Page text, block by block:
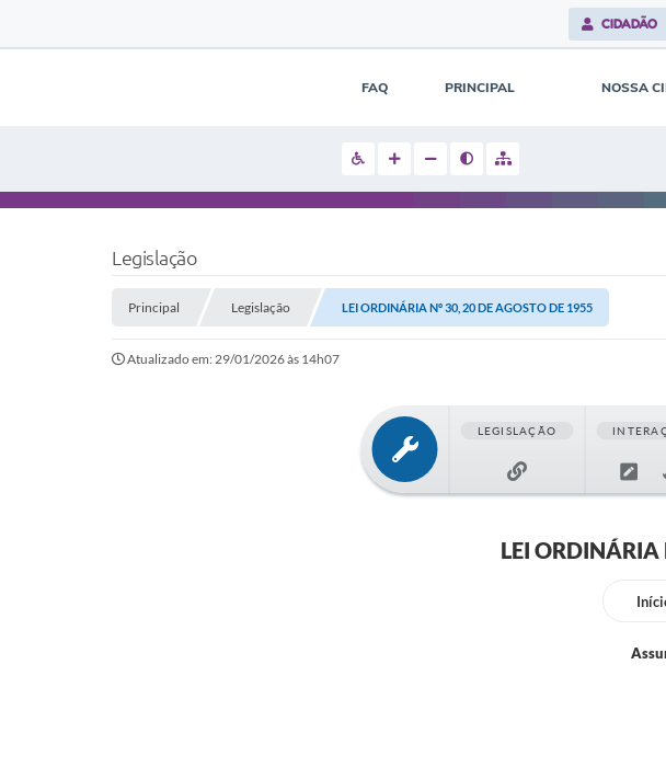
CIDADÃO
FAQ PRINCIPAL NOSSA
Legislação
Principal Legislação LEI ORDINÁRIA Nº 30, 20 DE AGOSTO DE 1955
Atualizado em: 29/01/2026 às 14h07
LEGISLAÇÃO
LEI ORDINÁRIA